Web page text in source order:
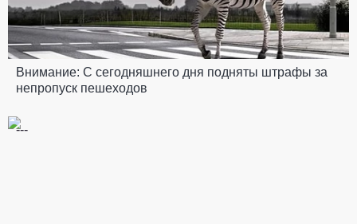
Внимание: С сегодняшнего дня подняты штрафы за
непропуск пешеходов
---